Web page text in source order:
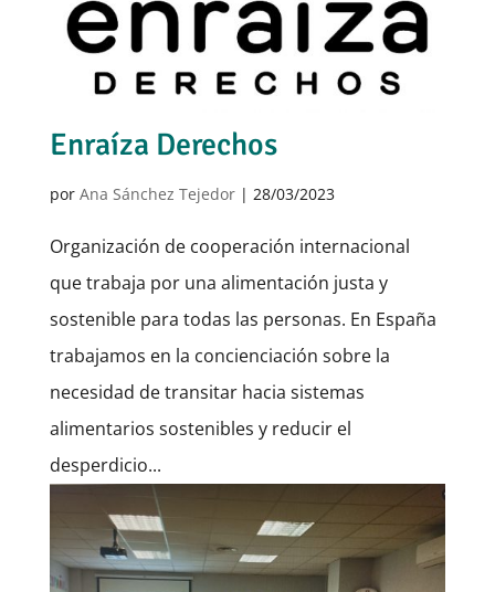
Enraíza Derechos
por Ana Sánchez Tejedor| 28/03/2023
Organización de cooperación internacional
que trabaja por una alimentación justa y
sostenible para todas las personas. En España
trabajamos en la concienciación sobre la
necesidad de transitar hacia sistemas
alimentarios sostenibles y reducir el
desperdicio...